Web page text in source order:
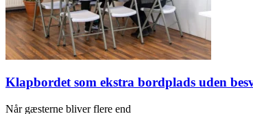
Klapbordet som ekstra bordplads uden
Når gæsterne bliver flere end